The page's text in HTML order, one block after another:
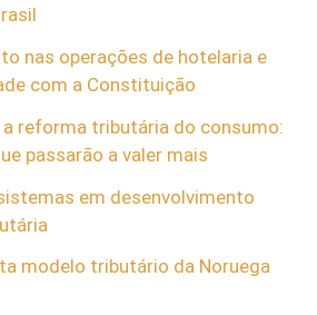
nas operações de hotelaria e
com a Constituição
reforma tributária do consumo:
passarão a valer mais
em desenvolvimento
modelo tributário da Noruega